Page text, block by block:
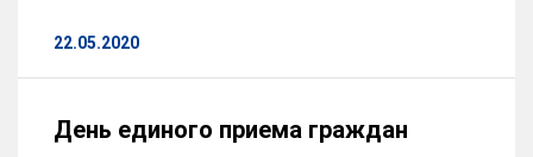
22.05.2020
День единого приема граждан